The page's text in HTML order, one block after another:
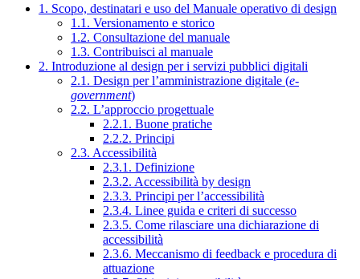
1. Scopo, destinatari e uso del Manuale operativo di design
1.1. Versionamento e storico
1.2. Consultazione del manuale
1.3. Contribuisci al manuale
2. Introduzione al design per i servizi pubblici digitali
2.1. Design per l’amministrazione digitale (e-
government)
2.2. L’approccio progettuale
2.2.1. Buone pratiche
2.2.2. Principi
2.3. Accessibilità
2.3.1. Definizione
2.3.2. Accessibilità by design
2.3.3. Principi per l’accessibilità
2.3.4. Linee guida e criteri di successo
2.3.5. Come rilasciare una dichiarazione di
accessibilità
2.3.6. Meccanismo di feedback e procedura di
attuazione